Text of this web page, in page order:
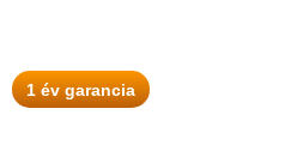
1 év garancia